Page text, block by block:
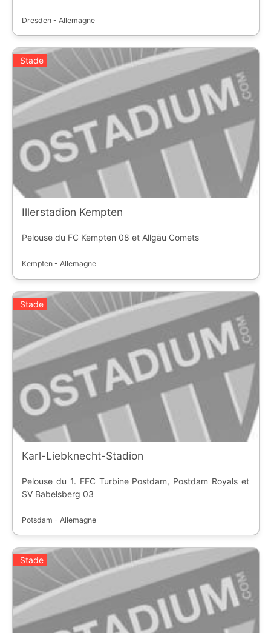
Dresden - Allemagne
Stade
Illerstadion Kempten
Pelouse du FC Kempten 08 et Allgäu Comets
Kempten - Allemagne
Stade
Karl-Liebknecht-Stadion
Pelouse du 1. FFC Turbine Postdam, Postdam Royals et
SV Babelsberg 03
Potsdam - Allemagne
Stade